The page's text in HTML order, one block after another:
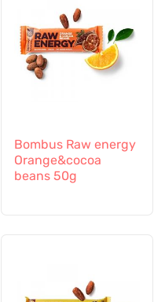
Bombus Raw energy
Orange&cocoa
beans 50g